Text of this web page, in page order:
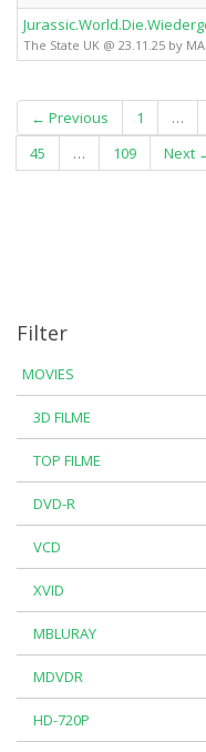
The State UK @ 23.11.25 by
← Previous 1 …
45
… 109 Next
Filter
MOVIES
3D FILME
TOP FILME
DVD-R
VCD
XVID
MBLURAY
MDVDR
HD-720P